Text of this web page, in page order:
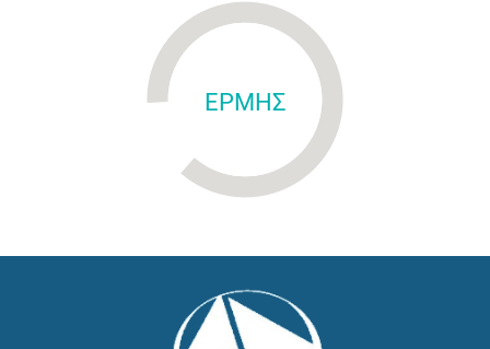
ΕΡΜΗΣ